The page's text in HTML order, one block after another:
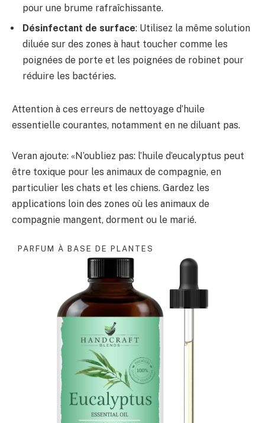
pour une brume rafraîchissante.
Désinfectant de surface: Utilisez la même solution
diluée sur des zones à haut toucher comme les
poignées de porte et les poignées de robinet pour
réduire les bactéries.
Attention à ces erreurs de nettoyage d’huile
essentielle courantes, notamment en ne diluant pas.
Veran ajoute: «N’oubliez pas: l’huile d’eucalyptus peut
être toxique pour les animaux de compagnie, en
particulier les chats et les chiens. Gardez les
applications loin des zones où les animaux de
compagnie mangent, dorment ou le marié.
PARFUM À BASE DE PLANTES